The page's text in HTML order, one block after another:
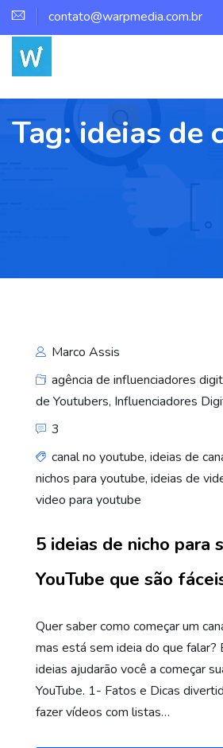
contato@warpmedia.com.br
Tag:ideias de
Marco Assis
agência de influenciadores
de Youtubers, Influenciadores
3
canal no youtube, ideias de
nichos para youtube, ideias de
video para youtube
5 ideias de nicho para
YouTube que são
Quer saber como começar um
mas está sem ideia do que falar?
ideias ajudarão você a começar
YouTube. 1- Fatos e Dicas
fazer vídeos com listas…